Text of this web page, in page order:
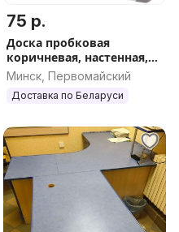
75 р.
Доска пробковая
коричневая, настенная,
900*1200 мм,
алюминиевая рама, DELI
39054
Минск, Первомайский
Доставка по Беларуси